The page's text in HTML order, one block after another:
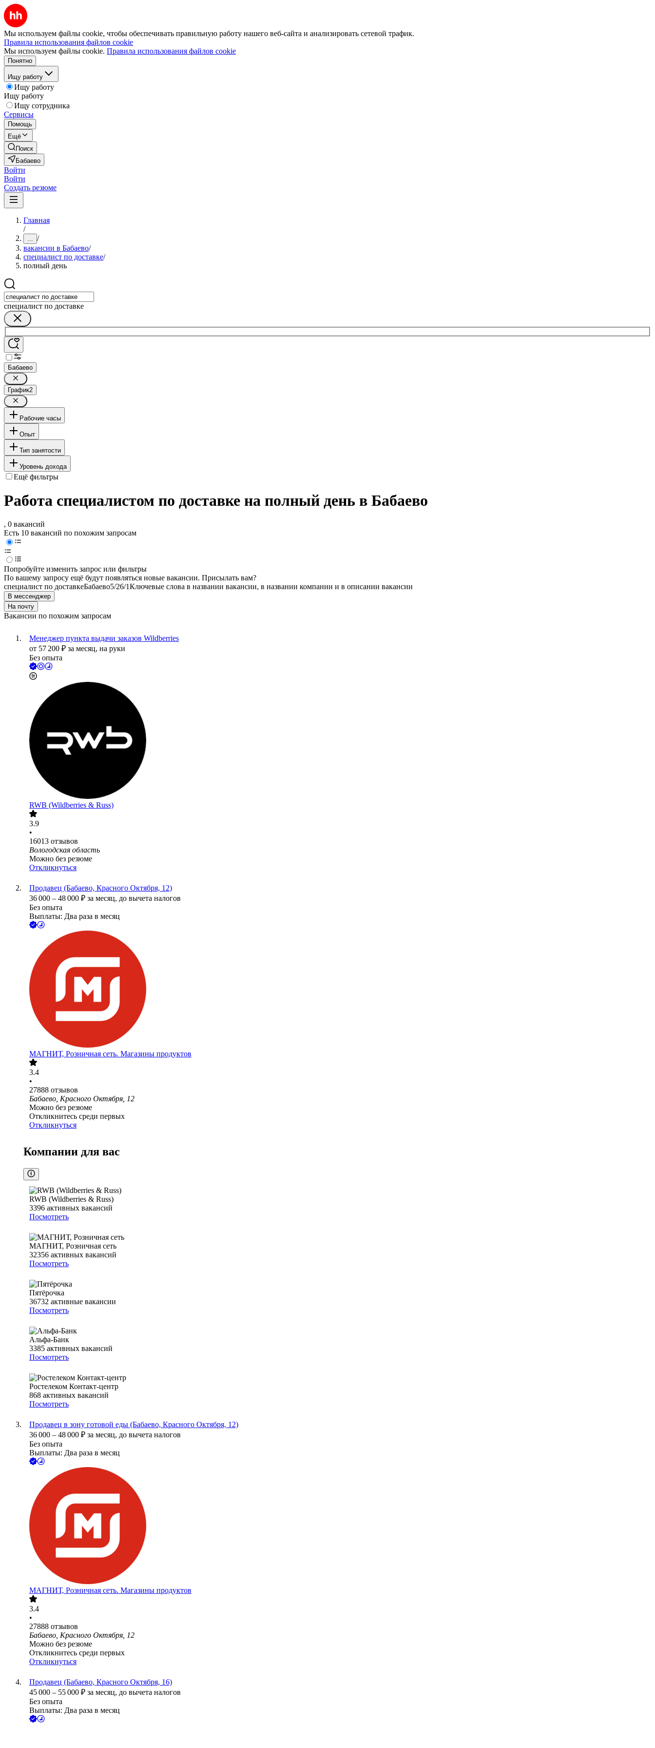
Мы используем файлы cookie, чтобы обеспечивать правильную работу нашего веб-сайта и анализировать сетевой трафик.
Правила использования файлов cookie
Мы используем файлы cookie. Правила использования файлов cookie
Понятно
Ищу работу
Ищу работу
Ищу работу
Ищу сотрудника
Сервисы
Помощь
Ещё
Поиск
Бабаево
Войти
Войти
Создать резюме
Главная
/
... /
вакансии в Бабаево/
специалист по доставке/
полный день
специалист по доставке
Бабаево
График2
Рабочие часы
Опыт
Тип занятости
Уровень дохода
Ещё фильтры
Работа специалистом по доставке на полный день в Бабаево
, 0 вакансий
Есть 10 вакансий по похожим запросам
Попробуйте изменить запрос или фильтры
По вашему запросу ещё будут появляться новые вакансии. Присылать вам?
специалист по доставкеБабаево5/26/1Ключевые слова в названии вакансии, в названии компании и в описании вакансии
В мессенджер
На почту
Вакансии по похожим запросам
Менеджер пункта выдачи заказов Wildberries
от 57 200 ₽ за месяц, на руки
Без опыта
RWB (Wildberries & Russ)
3.9
•
16013 отзывов
Вологодская область
Можно без резюме
Откликнуться
Продавец (Бабаево, Красного Октября, 12)
36 000 – 48 000 ₽ за месяц, до вычета налогов
Без опыта
Выплаты: Два раза в месяц
МАГНИТ, Розничная сеть. Магазины продуктов
3.4
•
27888 отзывов
Бабаево, Красного Октября, 12
Можно без резюме
Откликнитесь среди первых
Откликнуться
Компании для вас
RWB (Wildberries & Russ)
3396 активных вакансий
Посмотреть
МАГНИТ, Розничная сеть
32356 активных вакансий
Посмотреть
Пятёрочка
36732 активные вакансии
Посмотреть
Альфа-Банк
3385 активных вакансий
Посмотреть
Ростелеком Контакт-центр
868 активных вакансий
Посмотреть
Продавец в зону готовой еды (Бабаево, Красного Октября, 12)
36 000 – 48 000 ₽ за месяц, до вычета налогов
Без опыта
Выплаты: Два раза в месяц
МАГНИТ, Розничная сеть. Магазины продуктов
3.4
•
27888 отзывов
Бабаево, Красного Октября, 12
Можно без резюме
Откликнитесь среди первых
Откликнуться
Продавец (Бабаево, Красного Октября, 16)
45 000 – 55 000 ₽ за месяц, до вычета налогов
Без опыта
Выплаты: Два раза в месяц